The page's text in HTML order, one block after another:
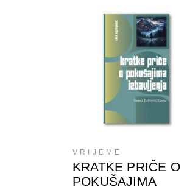
DODAJTE U KORPU
VRIJEME
KRATKE PRIČE O
POKUŠAJIMA